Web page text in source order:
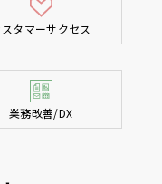
スタマーサクセス
業務改善/DX